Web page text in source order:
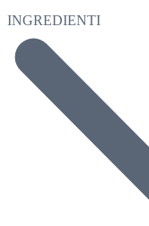
INGREDIENTI